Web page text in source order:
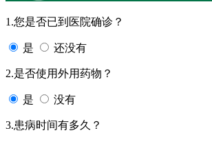
1.您是否已到医院确诊？
是 还没有
2.是否使用外用药物？
是 没有
3.患病时间有多久？